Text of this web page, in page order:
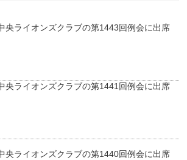
央ライオンズクラブの第1443回例会に出席
央ライオンズクラブの第1441回例会に出席
央ライオンズクラブの第1440回例会に出席